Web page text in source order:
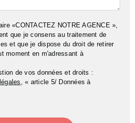
«CONTACTEZ NOTRE AGENCE »,
que je consens au traitement de
et que je dispose du droit de retirer
moment en m'adressant à
de vos données et droits :
, « article 5/ Données à